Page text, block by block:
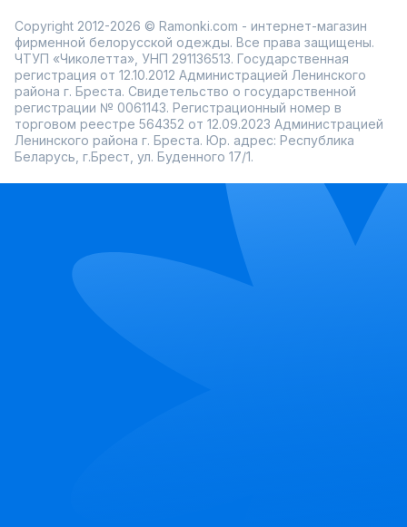
Copyright 2012-2026 © Ramonki.com - интернет-магазин
фирменной белорусской одежды. Все права защищены.
ЧТУП «Чиколетта», УНП 291136513. Государственная
регистрация от 12.10.2012 Администрацией Ленинского
района г. Бреста. Свидетельство о государственной
регистрации № 0061143. Регистрационный номер в
торговом реестре 564352 от 12.09.2023 Администрацией
Ленинского района г. Бреста. Юр. адрес: Республика
Беларусь, г.Брест, ул. Буденного 17/1.